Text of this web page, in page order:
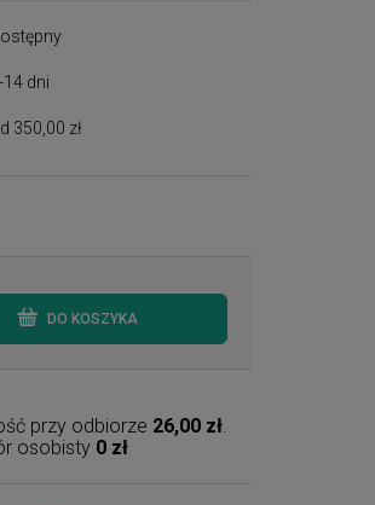
14 dni
350,00 zł
DO KOSZYKA
przy odbiorze 26,00 zł.
osobisty 0 zł